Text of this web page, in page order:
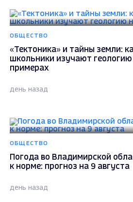
ОБЩЕСТВО
«Тектоника» и тайны земли:
школьники изучают
примерах
день назад
ОБЩЕСТВО
Погода во Владимирской
к норме: прогноз на 9 августа
день назад